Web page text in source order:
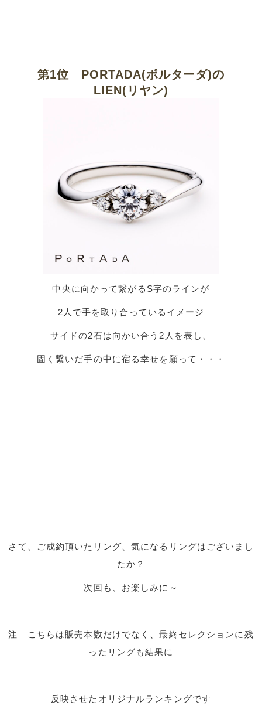
第1位 PORTADA(ポルターダ)の
LIEN(リヤン)
中央に向かって繋がるS字のラインが
2人で手を取り合っているイメージ
サイドの2石は向かい合う2人を表し、
固く繋いだ手の中に宿る幸せを願って・・・
さて、ご成約頂いたリング、気になるリングはございまし
たか？
次回も、お楽しみに～
注 こちらは販売本数だけでなく、最終セレクションに残
ったリングも結果に
反映させたオリジナルランキングです